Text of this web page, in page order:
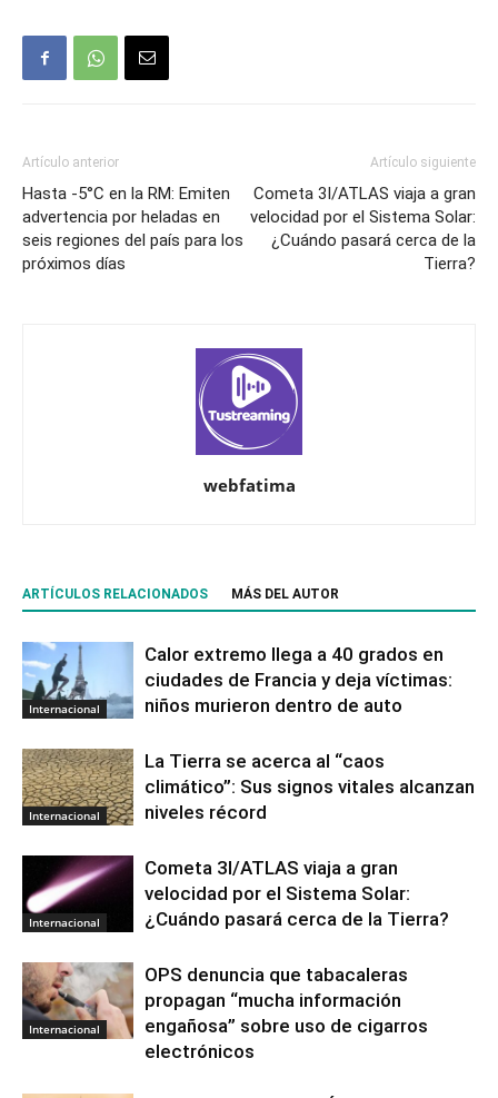
Artículo anterior
Hasta -5°C en la RM: Emiten
advertencia por heladas en
seis regiones del país para los
próximos días
Artículo siguiente
Cometa 3I/ATLAS viaja a gran
velocidad por el Sistema Solar:
¿Cuándo pasará cerca de la
Tierra?
webfatima
ARTÍCULOS RELACIONADOS MÁS DEL AUTOR
Internacional
Calor extremo llega a 40 grados en
ciudades de Francia y deja víctimas:
niños murieron dentro de auto
Internacional
La Tierra se acerca al “caos
climático”: Sus signos vitales alcanzan
niveles récord
Internacional
Cometa 3I/ATLAS viaja a gran
velocidad por el Sistema Solar:
¿Cuándo pasará cerca de la Tierra?
Internacional
OPS denuncia que tabacaleras
propagan “mucha información
engañosa” sobre uso de cigarros
electrónicos